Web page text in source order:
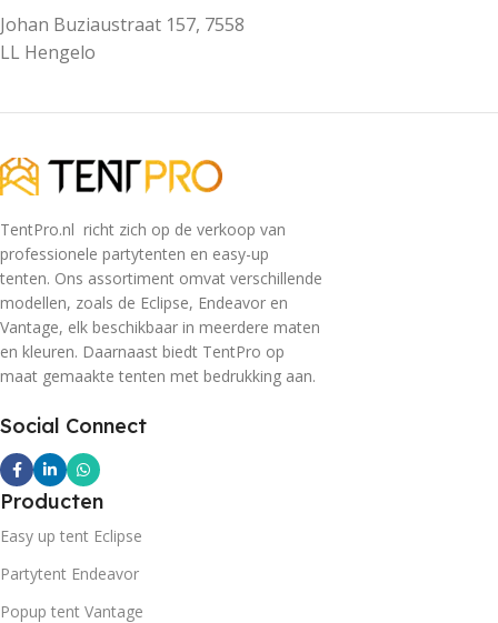
Johan Buziaustraat 157, 7558
LL Hengelo
TentPro.nl richt zich op de verkoop van
professionele partytenten en easy-up
tenten. Ons assortiment omvat verschillende
modellen, zoals de Eclipse, Endeavor en
Vantage, elk beschikbaar in meerdere maten
en kleuren. Daarnaast biedt TentPro op
maat gemaakte tenten met bedrukking aan.
Social Connect
Producten
Easy up tent Eclipse
Partytent Endeavor
Popup tent Vantage